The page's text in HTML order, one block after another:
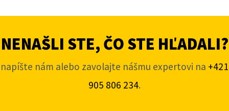
NENAŠLI STE, ČO STE HĽADALI?
napíšte nám alebo zavolajte nášmu expertovi na +421
905 806 234.